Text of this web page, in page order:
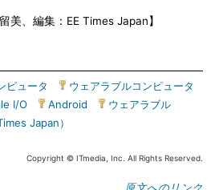
美、編集：EE Times Japan】
ピュータ ウェアラブルコンピュータ
I/O Android ウェアラブル
Japan）
Copyright © ITmedia, Inc. All Rights Reserved.